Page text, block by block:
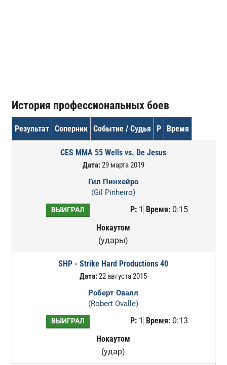
История профессиональных боев
Результат Соперник Событие / Судья Р Время
CES MMA 55 Wells vs. De Jesus
Дата:29 марта 2019
Гил Пинхейро
(Gil Pinheiro)
ВЫИГРАЛ Р:1 Время:0:15
Нокаутом
(удары)
SHP - Strike Hard Productions 40
Дата:22 августа 2015
Роберт Овалл
(Robert Ovalle)
ВЫИГРАЛ Р:1 Время:0:13
Нокаутом
(удар)